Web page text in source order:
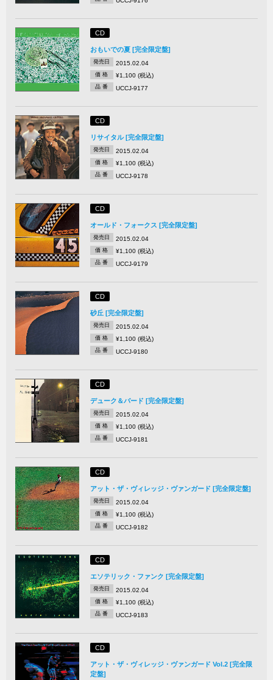
CD
おもいでの夏 [完全限定盤]
発売日 2015.02.04
価 格 ¥1,100 (税込)
品 番 UCCJ-9177
CD
リサイタル [完全限定盤]
発売日 2015.02.04
価 格 ¥1,100 (税込)
品 番 UCCJ-9178
CD
オールド・フォークス [完全限定盤]
発売日 2015.02.04
価 格 ¥1,100 (税込)
品 番 UCCJ-9179
CD
砂丘 [完全限定盤]
発売日 2015.02.04
価 格 ¥1,100 (税込)
品 番 UCCJ-9180
CD
デューク＆バード [完全限定盤]
発売日 2015.02.04
価 格 ¥1,100 (税込)
品 番 UCCJ-9181
CD
アット・ザ・ヴィレッジ・ヴァンガード [完全限定盤]
発売日 2015.02.04
価 格 ¥1,100 (税込)
品 番 UCCJ-9182
CD
エソテリック・ファンク [完全限定盤]
発売日 2015.02.04
価 格 ¥1,100 (税込)
品 番 UCCJ-9183
CD
アット・ザ・ヴィレッジ・ヴァンガード Vol.2 [完全限
定盤]